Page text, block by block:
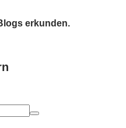
erkunden.